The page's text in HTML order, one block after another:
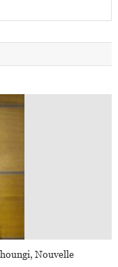
Nouvelle